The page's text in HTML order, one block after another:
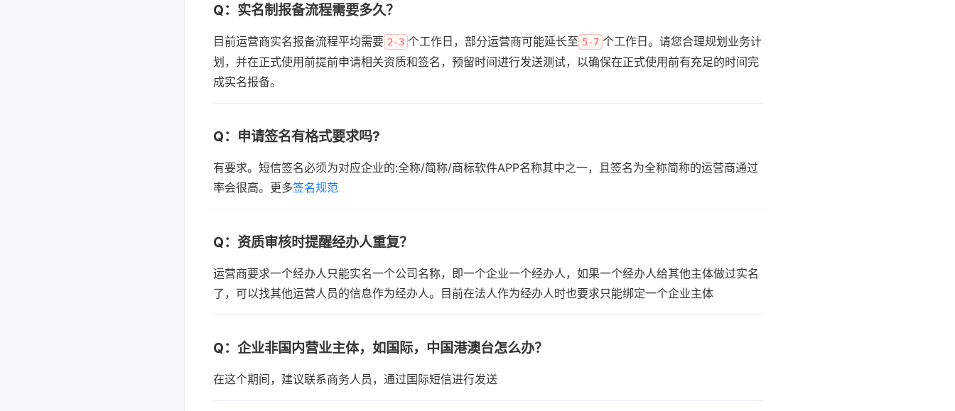
Q：实名制报备流程需要多久？
目前运营商实名报备流程平均需要 2-3 个工作日，部分运营商可能延长至 5-7 个工作日。请您合理规划业务计
划，并在正式使用前提前申请相关资质和签名，预留时间进行发送测试，以确保在正式使用前有充足的时间完
成实名报备。
Q：申请签名有格式要求吗?
有要求。短信签名必须为对应企业的:全称/简称/商标软件APP名称其中之一，且签名为全称简称的运营商通过
率会很高。更多签名规范
Q：资质审核时提醒经办人重复？
运营商要求一个经办人只能实名一个公司名称，即一个企业一个经办人，如果一个经办人给其他主体做过实名
了，可以找其他运营人员的信息作为经办人。目前在法人作为经办人时也要求只能绑定一个企业主体
Q：企业非国内营业主体，如国际，中国港澳台怎么办？
在这个期间，建议联系商务人员，通过国际短信进行发送